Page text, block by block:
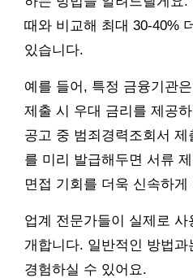
때와 비교해 최대 30-40%
있습니다.
예를 들어, 특정 금융기관
제출 시 우대 금리를 제공
공고 중 범죄경력조회서
를 미리 발급해두면 서류
면접 기회를 더욱 신속하
업계 전문가들이 실제로
개합니다. 일반적인 방법
경험하실 수 있어요.